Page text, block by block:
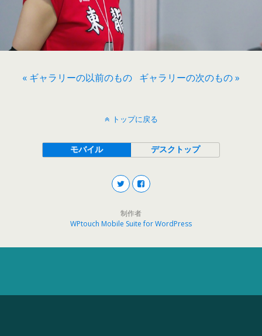
« ギャラリーの以前のもの ギャラリーの次のもの »
トップに戻る
モバイル デスクトップ
制作者
WPtouch Mobile Suite for WordPress